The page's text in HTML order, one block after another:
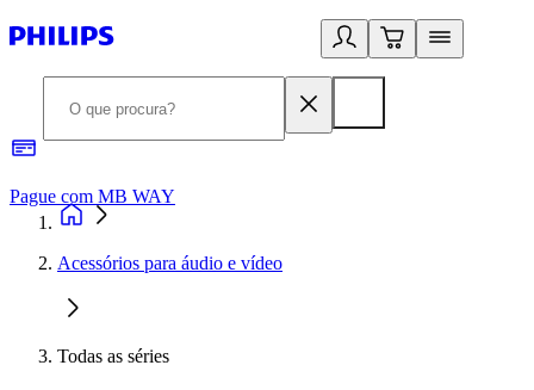
Pague com MB WAY
Acessórios para áudio e vídeo
Todas as séries